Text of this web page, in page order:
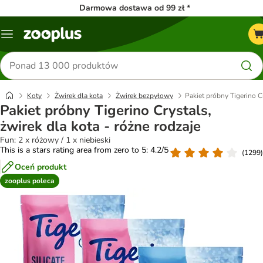
Darmowa dostawa od 99 zł *
Menu
Szukaj
produktów
Koty Żwirek dla kota Żwirek bezpyłowy Pakiet próbny Tigerino
Pakiet próbny Tigerino Crystals,
żwirek dla kota - różne rodzaje
Fun: 2 x różowy / 1 x niebieski
This is a stars rating area from zero to 5: 4.2/5
(1299)
Oceń produkt
zooplus poleca